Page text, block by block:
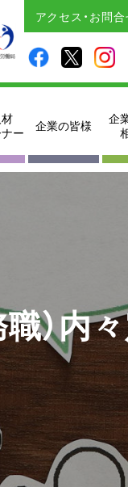
アクセス・お問
ー
企業の皆様
企
）内